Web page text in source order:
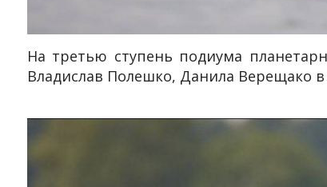
На третью ступень подиума
Владислав Полешко, Данила Верещако в